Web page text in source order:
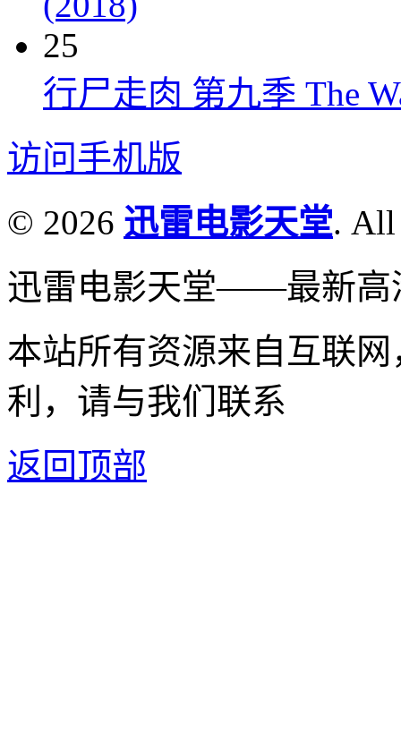
25
行尸走肉 第九季 The
访问手机版
© 2026 迅雷电影天堂. All
迅雷电影天堂——最新高
本站所有资源来自互联
利，请与我们联系
返回顶部